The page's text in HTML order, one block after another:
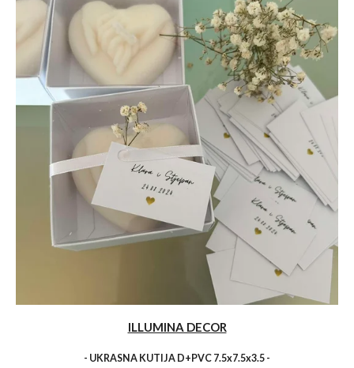
ILLUMINA DECOR
- UKRASNA KUTIJA D+PVC 7.5x7.5x3.5 -